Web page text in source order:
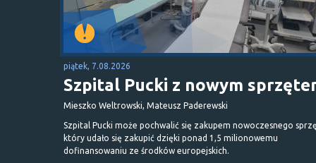
piątek, 7.08.2026
Szpital Pucki z nowym
Mieszko Weltrowski, Mateusz Paderewski
Szpital Pucki może pochwalić się zakupem nowoczesnego
który udało się zakupić dzięki ponad 1,5 milionowemu
dofinansowaniu ze środków europejskich.